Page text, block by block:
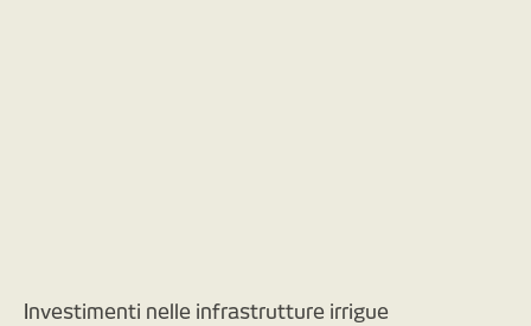
Investimenti nelle infrastrutture irrigue